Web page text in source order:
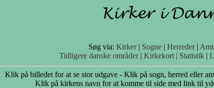
Søg via: Kirker| Sogne| Herreder|
Tidligere danske områder| Kirkekort | Statistik |
Klik på billedet for at se stor udgave - Klik på sogn, herred eller
Klik på kirkens navn for at komme til side med link til